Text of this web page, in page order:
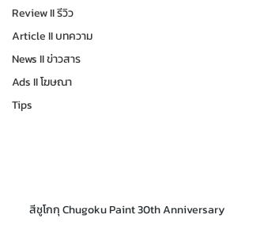
Review II รีวิว
Article II บทความ
News II ข่าวสาร
Ads II โฆษณา
Tips
สีชูโกกุ Chugoku Paint 30th Anniversary